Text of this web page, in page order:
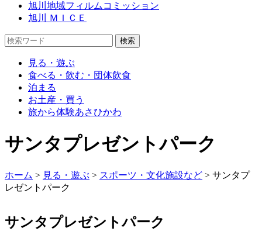
旭川地域フィルムコミッション
旭川 ＭＩＣＥ
見る・遊ぶ
食べる・飲む・団体飲食
泊まる
お土産・買う
旅から体験あさひかわ
サンタプレゼントパーク
ホーム > 見る・遊ぶ > スポーツ・文化施設など > サンタプ
レゼントパーク
サンタプレゼントパーク